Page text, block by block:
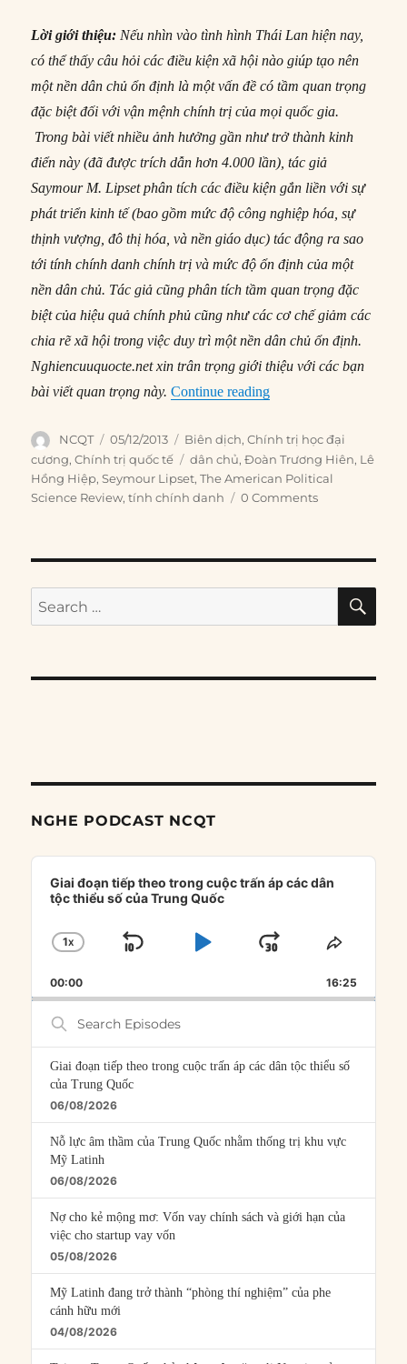
Lời giới thiệu: Nếu nhìn vào tình hình Thái Lan hiện nay,
có thể thấy câu hỏi các điều kiện xã hội nào giúp tạo nên
một nền dân chủ ổn định là một vấn đề có tầm quan trọng
đặc biệt đối với vận mệnh chính trị của mọi quốc gia.
Trong bài viết nhiều ảnh hưởng gần như trở thành kinh
điển này (đã được trích dẫn hơn 4.000 lần), tác giả
Saymour M. Lipset phân tích các điều kiện gắn liền với sự
phát triển kinh tế (bao gồm mức độ công nghiệp hóa, sự
thịnh vượng, đô thị hóa, và nền giáo dục) tác động ra sao
tới tính chính danh chính trị và mức độ ổn định của một
nền dân chủ. Tác giả cũng phân tích tầm quan trọng đặc
biệt của hiệu quả chính phủ cũng như các cơ chế giảm các
chia rẽ xã hội trong việc duy trì một nền dân chủ ổn định.
Nghiencuuquocte.net xin trân trọng giới thiệu với các bạn
bài viết quan trọng này. Continue reading“#92 – Một số điều
Author
NCQT
Posted
on
05/12/2013 Categories
Biên dịch,Chính trị học đại
cương,Chính trị quốc tế Tags
dân chủ,Đoàn Trương Hiên, Lê
Hồng Hiệp,Seymour Lipset,The American Political
Science Review,tính chính danh 0 Comments
Search
for:
NGHE PODCAST NCQT
Audio
Player
Giai đoạn tiếp theo trong cuộc trấn áp các dân
tộc thiểu số của Trung Quốc
CHANGE
RATE
1X
SKIP
PLAYJUMP
FORWARD
SHARE
00:00 16:25
Search
Episodes
Giai đoạn tiếp theo trong cuộc trấn áp các dân tộc thiểu số
của Trung Quốc
06/08/2026
Nỗ lực âm thầm của Trung Quốc nhằm thống trị khu vực
Mỹ Latinh
06/08/2026
Nợ cho kẻ mộng mơ: Vốn vay chính sách và giới hạn của
việc cho startup vay vốn
05/08/2026
Mỹ Latinh đang trở thành “phòng thí nghiệm” của phe
cánh hữu mới
04/08/2026